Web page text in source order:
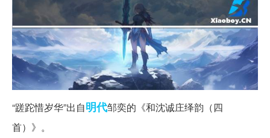
“蹉跎惜岁华”出自明代邹奕的《和沈诚庄绎韵（四
首）》。